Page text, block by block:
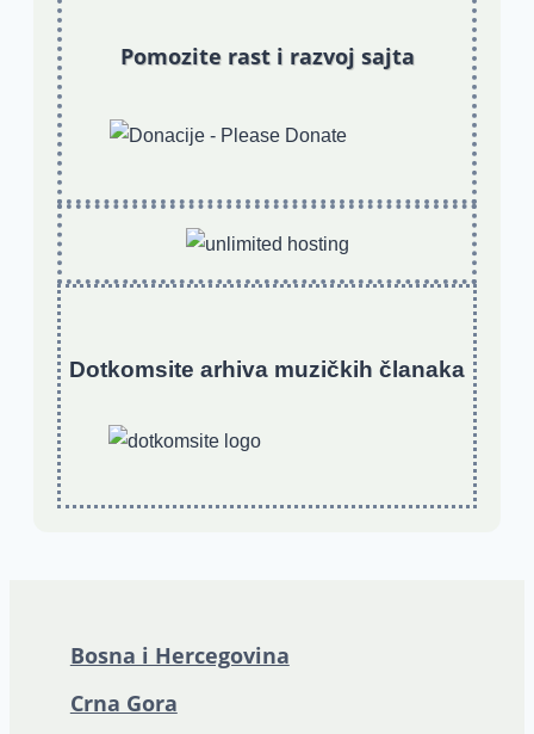
Pomozite rast i razvoj sajta
Dotkomsite arhiva muzičkih članaka
Bosna i Hercegovina
Crna Gora